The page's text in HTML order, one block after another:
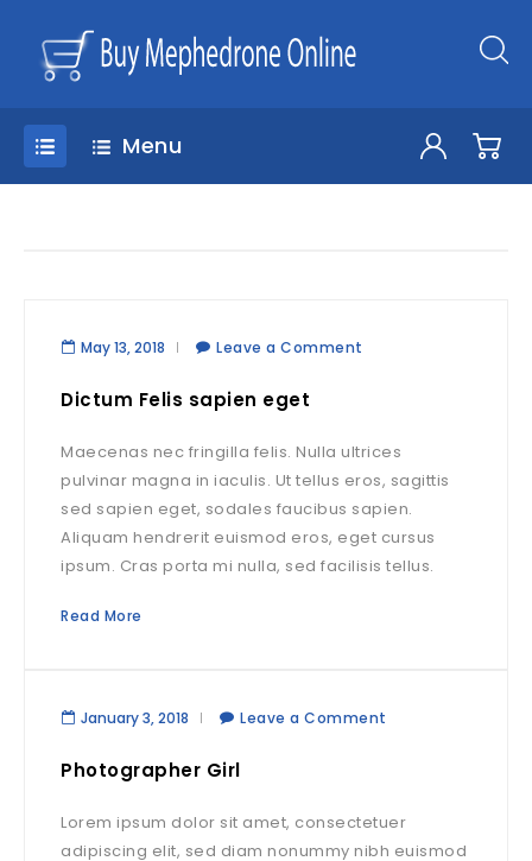
Menu
May 13, 2018 Leave a Comment
Dictum Felis sapien eget
Maecenas nec fringilla felis. Nulla ultrices
pulvinar magna in iaculis. Ut tellus eros, sagittis
sed sapien eget, sodales faucibus sapien.
Aliquam hendrerit euismod eros, eget cursus
ipsum. Cras porta mi nulla, sed facilisis tellus.
Read More
January 3, 2018 Leave a Comment
Photographer Girl
Lorem ipsum dolor sit amet, consectetuer
adipiscing elit, sed diam nonummy nibh euismod